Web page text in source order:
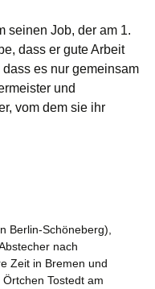
seinen Job, der am 1.
dass er gute Arbeit
es nur gemeinsam
und
vom dem sie ihr
Berlin-Schöneberg),
nach
Zeit in Bremen und
Tostedt am